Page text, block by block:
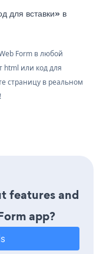
для вставки» в
Form в любой
html или код для
страницу в реальном
features and
app?